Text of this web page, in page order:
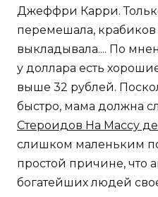
Джеффри Карри.
перемешала, крабиков
выкладывала.... По
у доллара есть
выше 32 рублей.
быстро, мама должна
Стероидов На Массу
слишком маленьким
простой причине, что
богатейших людей